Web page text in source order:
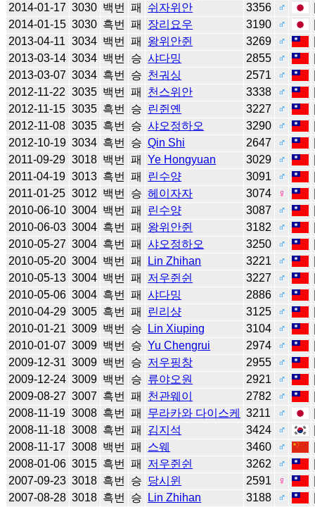
2014-01-17 3030 백번 패 쉬자위안 3356 ♂
2014-01-15 3030 흑번 패 장리요우 3190 ♂
2013-04-11 3034 백번 패 왕위안쥔 3269 ♂
2013-03-14 3034 백번 승 샤다밍 2855 ♂
2013-03-07 3034 흑번 승 천궈싱 2571 ♂
2012-11-22 3035 백번 패 천스위안 3338 ♂
2012-11-15 3035 흑번 승 린쥔옌 3227 ♂
2012-11-08 3035 흑번 승 샤오정하오 3290 ♂
2012-10-19 3034 흑번 승 Qin Shi 2647 ♂
2011-09-29 3018 백번 패 Ye Hongyuan 3029 ♂
2011-04-19 3013 흑번 패 린수양 3091 ♂
2011-01-25 3012 백번 승 헤이자자 3074 ♀
2010-06-10 3004 백번 패 린수양 3087 ♂
2010-06-03 3004 흑번 패 왕위안쥔 3182 ♂
2010-05-27 3004 흑번 패 샤오정하오 3250 ♂
2010-05-20 3004 백번 패 Lin Zhihan 3221 ♂
2010-05-13 3004 백번 패 저우쥔쉰 3227 ♂
2010-05-06 3004 흑번 패 샤다밍 2886 ♂
2010-04-29 3005 흑번 패 린리샹 3125 ♂
2010-01-21 3009 백번 승 Lin Xiuping 3104 ♂
2010-01-07 3009 백번 승 Yu Chengrui 2974 ♂
2009-12-31 3009 백번 승 저우핑창 2955 ♂
2009-12-24 3009 백번 승 류야오원 2921 ♂
2009-08-27 3007 흑번 패 천관웨이 2782 ♂
2008-11-19 3008 흑번 패 무라카와 다이스케 3211 ♂
2008-11-18 3008 흑번 패 김지석 3424 ♂
2008-11-17 3008 백번 패 스웨 3460 ♂
2008-01-06 3015 흑번 패 저우쥔쉰 3262 ♂
2007-09-23 3018 흑번 승 당시윈 2591 ♀
2007-08-28 3018 흑번 승 Lin Zhihan 3188 ♂